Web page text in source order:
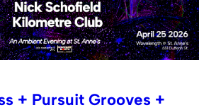
+ Pursuit Grooves +